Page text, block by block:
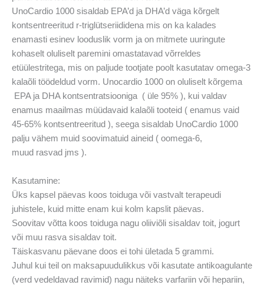
UnoCardio 1000 sisaldab EPA’d ja DHA’d väga kõrgelt
kontsentreeritud r-triglütseriididena mis on ka kalades
enamasti esinev looduslik vorm ja on mitmete uuringute
kohaselt oluliselt paremini omastatavad võrreldes
etüülestritega, mis on paljude tootjate poolt kasutatav omega-3
kalaõli töödeldud vorm. Unocardio 1000 on oluliselt kõrgema
EPA ja DHA kontsentratsiooniga ( üle 95% ), kui valdav
enamus maailmas müüdavaid kalaõli tooteid ( enamus vaid
45-65% kontsentreeritud ), seega sisaldab UnoCardio 1000
palju vähem muid soovimatuid aineid ( oomega-6,
muud rasvad jms ).
Kasutamine:
Üks kapsel päevas koos toiduga või vastvalt terapeudi
juhistele, kuid mitte enam kui kolm kapslit päevas.
Soovitav võtta koos toiduga nagu oliiviõli sisaldav toit, jogurt
või muu rasva sisaldav toit.
Täiskasvanu päevane doos ei tohi ületada 5 grammi.
Juhul kui teil on maksapuudulikkus või kasutate antikoagulante
(verd vedeldavad ravimid) nagu näiteks varfariin või hepariin,